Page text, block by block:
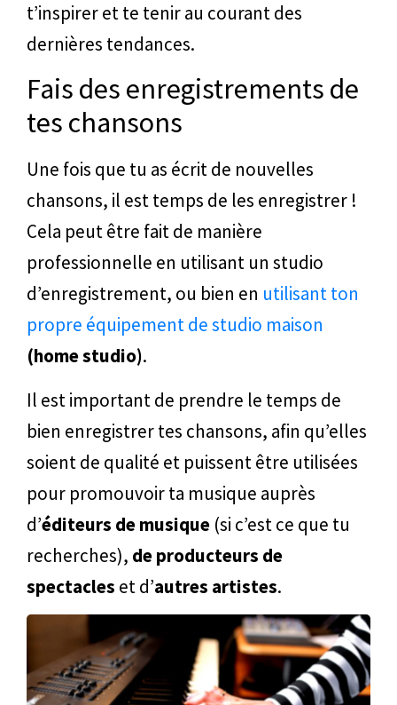
t’inspirer et te tenir au courant des
dernières tendances.
Fais des enregistrements de
tes chansons
Une fois que tu as écrit de nouvelles
chansons, il est temps de les enregistrer !
Cela peut être fait de manière
professionnelle en utilisant un studio
d’enregistrement, ou bien en utilisant ton
propre équipement de studio maison
(home studio).
Il est important de prendre le temps de
bien enregistrer tes chansons, afin qu’elles
soient de qualité et puissent être utilisées
pour promouvoir ta musique auprès
d’éditeurs de musique (si c’est ce que tu
recherches), de producteurs de
spectacles et d’autres artistes.